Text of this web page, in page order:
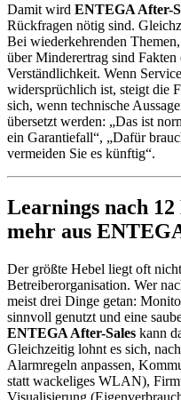
Damit wird ENTEGA After-
Rückfragen nötig sind.
Bei wiederkehrenden
über Minderertrag sind
Verständlichkeit. Wenn
widersprüchlich ist, steigt die
sich, wenn technische
übersetzt werden: „Das ist
ein Garantiefall“, „Dafür
vermeiden Sie es künftig“.
Learnings nach
mehr aus
Der größte Hebel liegt oft
Betreiberorganisation. Wer
meist drei Dinge getan:
sinnvoll genutzt und eine
ENTEGA After-Sales kann
Gleichzeitig lohnt es sich,
Alarmregeln anpassen,
statt wackeliges WLAN),
Visualisierung